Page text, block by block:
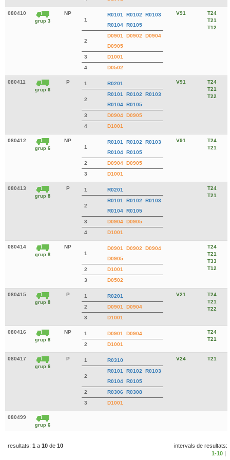
080410
grup 3
NP
1
R0101 R0102
R0103
R0104 R0105
2
D0901 D0902
D0904
D0905
3
D1001
4
D0502
V91
T24
T21
T12
080411
grup 6
P 1 R0201
2
R0101 R0102
R0103
R0104 R0105
3
D0904 D0905
4
D1001
V91
T24
T21
T22
080412
grup 6
NP
1
R0101 R0102
R0103
R0104 R0105
2
D0904 D0905
3
D1001
V91
T24
T21
080413
grup 8
P 1 R0201
2
R0101 R0102
R0103
R0104 R0105
3
D0904 D0905
4
D1001
T24
T21
080414
grup 8
NP
1
D0901 D0902
D0904
D0905
2
D1001
3
D0502
T24
T21
T33
T12
080415
grup 8
P 1
R0201
2
D0901
D0904
3
D1001
V21
T24
T21
T22
080416
grup 8
NP 1 D0901
D0904
2
D1001
T24
T21
080417
grup 6
P 1 R0310
2
R0101 R0102
R0103
R0104 R0105
2
R0306
R0308
3
D1001
V24 T21
080499
grup 6
resultats: 1 a 10 de 10
intervals de resultats:
1-10 |